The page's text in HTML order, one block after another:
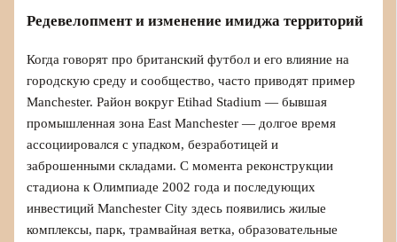
Редевелопмент и изменение имиджа территорий
Когда говорят про британский футбол и его влияние на
городскую среду и сообщество, часто приводят пример
Manchester. Район вокруг Etihad Stadium — бывшая
промышленная зона East Manchester — долгое время
ассоциировался с упадком, безработицей и
заброшенными складами. С момента реконструкции
стадиона к Олимпиаде 2002 года и последующих
инвестиций Manchester City здесь появились жилые
комплексы, парк, трамвайная ветка, образовательные